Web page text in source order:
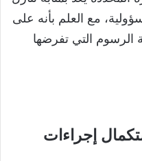
مع العلم بأنه على
الرسوم التي تفرضها
إجراءات